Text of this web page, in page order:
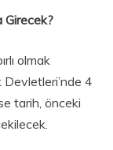
Girecek?
olmak
Devletleri’nde 4
tarih, önceki